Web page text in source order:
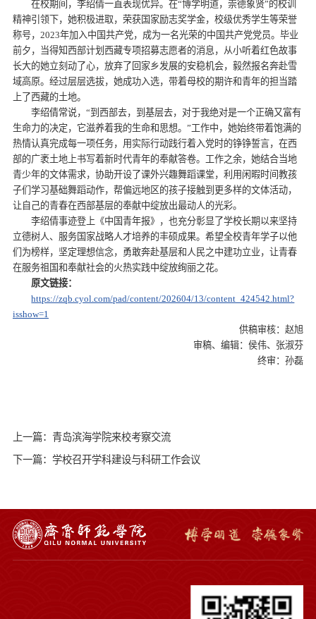
在校期间，李绍倩一直表现优异。在“博学明道，崇德象贤”的校训
精神引领下，她积极进取，荣获国家励志奖学金，校级优秀学生等荣誉
称号，2023年加入中国共产党，成为一名光荣的中国共产党党员。毕业
前夕，当得知西部计划西藏专项招募志愿者的消息，从小听着红色故事
长大的她立刻动了心，放弃了回家乡发展的安稳机会，毅然报名奔赴雪
域高原。经过层层选拔，她成功入选，带着母校的期许和青年的担当踏
上了西藏的土地。
李绍倩常说，“到西部去，到基层去，对于我绝对是一个正确又富有
生命力的决定，它滋养着我的生命和思想。”工作中，她始终带着饱满的
热情认真完成每一项任务，用实际行动践行着入党时的铮铮誓言，在西
部的广袤土地上书写着新时代青年的奉献答卷。工作之余，她结合当地
青少年的文体需求，协助开设了课外兴趣舞蹈课堂，利用闲暇时间教孩
子们学习基础舞蹈动作，帮偏远地区的孩子接触到更多样的文体活动，
让自己的青春在西部基层的奉献中绽放出最动人的光彩。
李绍倩事迹登上《中国青年报》，也充分彰显了学校长期以来坚持
立德树人、服务国家战略人才培养的丰硕成果。希望全校青年学子以他
们为榜样，坚定理想信念，勇敢奔赴基层和人民之中建功立业，让青春
在服务祖国和奉献社会的火热实践中绽放绚丽之花。
原文链接：
https://zqb.cyol.com/pad/content/202604/13/content_424542.html?
isshow=1
供稿审核：赵旭
审稿、编辑：侯伟、张淑芬
终审：孙磊
上一篇：青岛滨海学院来校考察交流
下一篇：学校召开学科建设与科研工作会议